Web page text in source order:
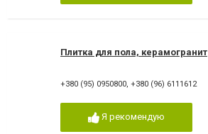
Плитка для пола, керамогранит
+380 (95) 0950800, +380 (96) 6111612
Я рекомендую